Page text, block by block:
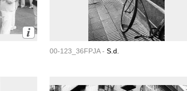
00-123_36FPJA - S.d.